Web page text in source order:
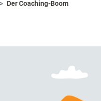
Der Coaching-Boom